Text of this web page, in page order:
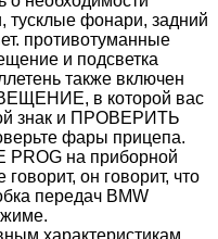
тусклые фонари, задний
противотуманные
и подсветка
также включен
в которой вас
знак и ПРОВЕРИТЬ
фары прицепа.
на приборной
он говорит, что
передач BMW
характеристикам